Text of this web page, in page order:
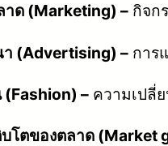
าด (Marketing) – กิจก
(Advertising) – การ
– ความเปลี่
บโตของตลาด (Market